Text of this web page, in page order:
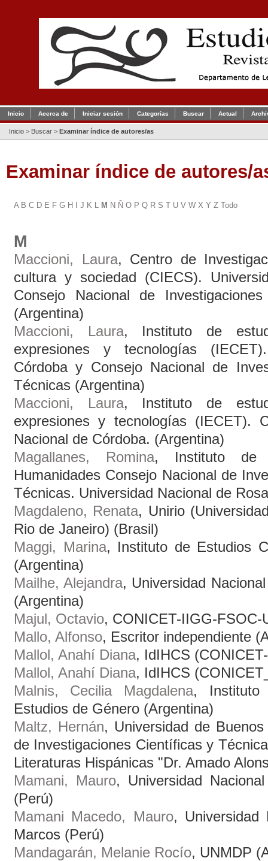
Inicio Acerca de Iniciar sesión Categorías Buscar Actual
Inicio > Buscar > Examinar índice de autores/as
Examinar índice de autores/
A B C D E F G H J K M N Ñ O P Q R S T U V W X Y Z Todo
M
Maccioni, Laura, Centro de
cultura y sociedad (CIECS).
Consejo Nacional de
(Argentina)
Maccioni, Laura, Instituto de
expresiones y tecnologías
Córdoba y Consejo Nacional de
Técnicas (Argentina)
Maccioni, Laura, Instituto de
expresiones y tecnologías (IECET).
Nacional de Córdoba. (Argentina)
Magallanes, Romina, Instituto de
Humanidades Consejo Nacional de
Técnicas. Universidad Nacional de
Magdaleno, Renata, Unirio
Rio de Janeiro) (Brasil)
Maggi, Marina, Instituto de Estudios
(Argentina)
Mailhe, Alejandra, Universidad
(Argentina)
Majul, Octavio, CONICET-IIGG-FSOC-
Mallo, Alfonso, Escritor independiente
Mallol, Anahí Diana, IdIHCS
Mallol, Anahí Diana, IdIHCS
Malnis, Cecilia Magdalena, Instituto
Estudios de Género (Argentina)
Maltz, Hernán, Universidad de
de Investigaciones Científicas y
Literaturas Hispánicas "Dr. Amado
Mamani, Mauro, Universidad
(Perú)
Mamani Macedo, Mauro, Universidad
Marcos (Perú)
Mandagarán, Melanie Rocío, UNMDP